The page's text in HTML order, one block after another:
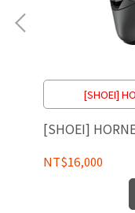
[SHOEI]
[SHOEI]
NT$16,000